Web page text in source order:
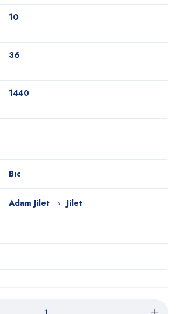
10
36
1440
Bıc
Adam Jilet Jilet